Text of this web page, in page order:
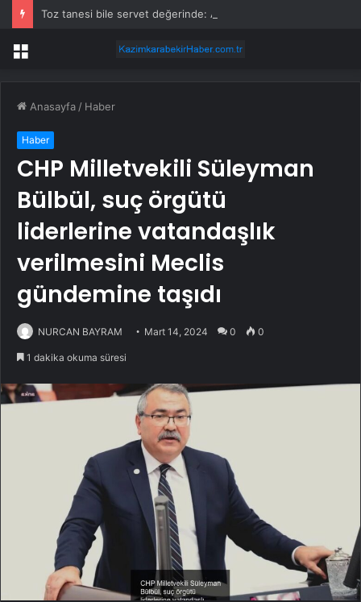
Menü
Anasayfa / Haber
Haber
CHP Milletvekili Süleyman
Bülbül, suç örgütü
liderlerine vatandaşlık
verilmesini Meclis
gündemine taşıdı
NURCAN BAYRAM Mart 14, 2024 0 0
1 dakika okuma süresi